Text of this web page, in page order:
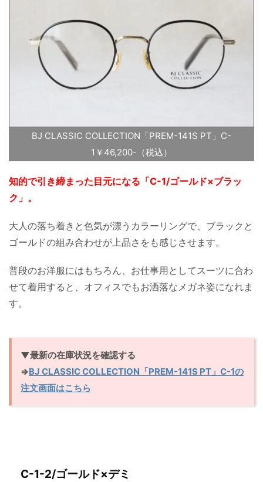
BJ CLASSIC COLLECTION「PREM-141S PT」C-
1￥46,200-（税込）
知的で引き締まった目元になる「C-1/ゴールド×ブラッ
ク」。
大人の落ち着きと色気が漂うカラーリングで、ブラックと
ゴールドの組み合わせが上品さをも感じさせます。
普段のお洋服にはもちろん、お仕事用としてスーツに合わ
せて着用すると、オフィスでもお洒落なメガネ姿になれま
す。
▼最新の在庫状況を確認する
⇒BJ CLASSIC COLLECTION「PREM-141S PT」C-1の
注文画面はこちら
C-1-2/ゴールド×デミ